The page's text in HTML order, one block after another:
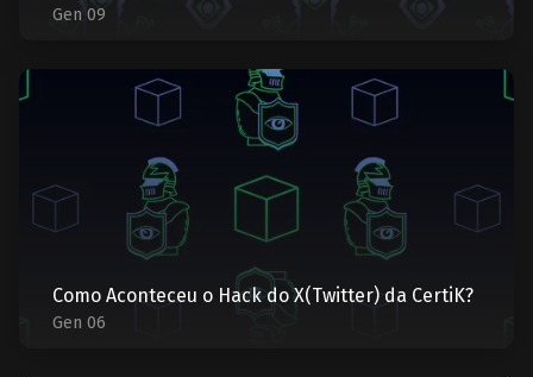
Gen 09
Como Aconteceu o Hack do X(Twitter) da CertiK?
Gen 06